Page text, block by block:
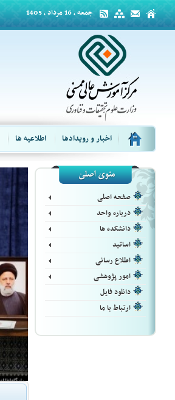
جمعه ، 16 مرداد ، 1405
اخبار و رویدادها اطلاعیه ها
صفحه اصلی
درباره واحد
دانشکده ها
اساتید
اطلاع رسانی
امور پژوهشی
دانلود فایل
ارتباط با ما